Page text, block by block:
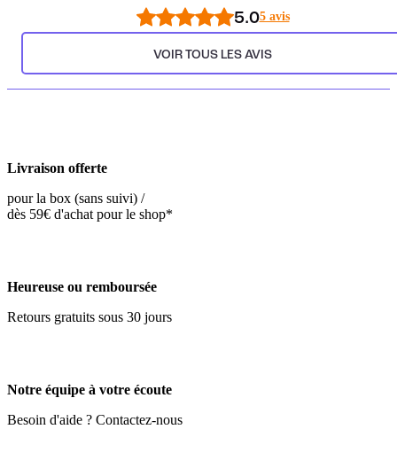
5.05 avis
VOIR TOUS LES AVIS
Livraison offerte
pour la box (sans suivi) /
dès 59€ d'achat pour le shop*
Heureuse ou remboursée
Retours gratuits sous 30 jours
Notre équipe à votre écoute
Besoin d'aide ? Contactez-nous